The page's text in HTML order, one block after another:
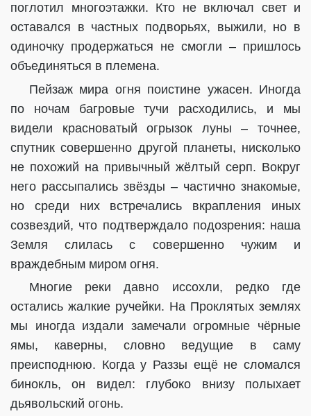
поглотил многоэтажки. Кто не включал свет и
оставался в частных подворьях, выжили, но в
одиночку продержаться не смогли – пришлось
объединяться в племена.
Пейзаж мира огня поистине ужасен. Иногда
по ночам багровые тучи расходились, и мы
видели красноватый огрызок луны – точнее,
спутник совершенно другой планеты, нисколько
не похожий на привычный жёлтый серп. Вокруг
него рассыпались звёзды – частично знакомые,
но среди них встречались вкрапления иных
созвездий, что подтверждало подозрения: наша
Земля слилась с совершенно чужим и
враждебным миром огня.
Многие реки давно иссохли, редко где
остались жалкие ручейки. На Проклятых землях
мы иногда издали замечали огромные чёрные
ямы, каверны, словно ведущие в саму
преисподнюю. Когда у Раззы ещё не сломался
бинокль, он видел: глубоко внизу полыхает
дьявольский огонь.